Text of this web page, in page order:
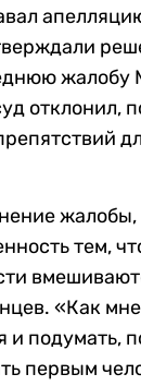
жалобу
отклонил,
тем,
«Как
и подумать,
первым